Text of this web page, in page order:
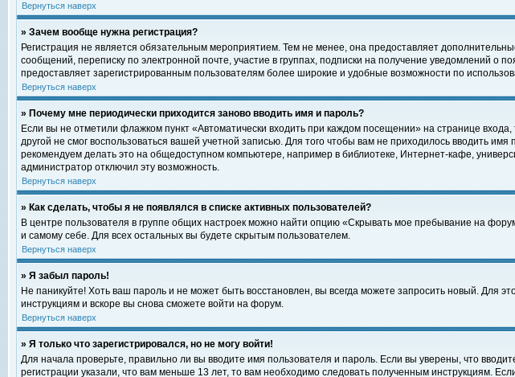
Вернуться наверх
» Зачем вообще нужна регистрация?
Регистрация не является обязательным мероприятием. Тем не менее, она предоставляет
сообщений, переписку по электронной почте, участие в группах, подписки на получение уведомлений о
предоставляет зарегистрированным пользователям более широкие и удобные возможности по
Вернуться наверх
» Почему мне периодически приходится заново вводить имя и пароль?
Если вы не отметили флажком пункт «Автоматически входить при каждом посещении» на странице
другой не смог воспользоваться вашей учетной записью. Для того чтобы вам не приходилось вводить
рекомендуем делать это на общедоступном компьютере, например в библиотеке, Интернет-кафе,
администратор отключил эту возможность.
Вернуться наверх
» Как сделать, чтобы я не появлялся в списке активных пользователей?
В центре пользователя в группе общих настроек можно найти опцию «Скрывать мое пребывание на
и самому себе. Для всех остальных вы будете скрытым пользователем.
Вернуться наверх
» Я забыл пароль!
Не паникуйте! Хоть ваш пароль и не может быть восстановлен, вы всегда можете запросить новый. Для
инструкциям и вскоре вы снова сможете войти на форум.
Вернуться наверх
» Я только что зарегистрировался, но не могу войти!
Для начала проверьте, правильно ли вы вводите имя пользователя и пароль. Если вы уверены, что
регистрации указали, что вам меньше 13 лет, то вам необходимо следовать полученным инструкциям.